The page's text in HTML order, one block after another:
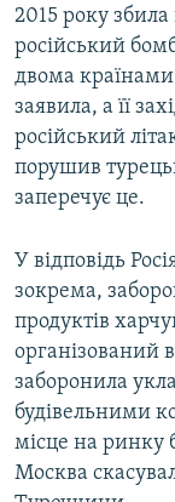
2015 року
російський
двома
заявила, а її
російський
порушив
заперечує це.
У відповідь
зокрема,
продуктів
організований
заборонила
будівельними
місце на ринку
Москва